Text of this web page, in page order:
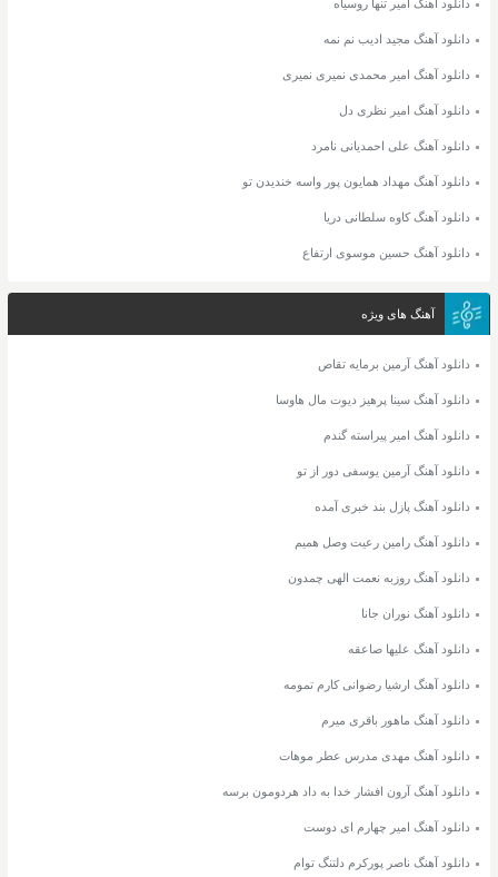
دانلود آهنگ امیر تنها روسیاه
دانلود آهنگ مجید ادیب نم نمه
دانلود آهنگ امیر محمدی نمیری نمیری
دانلود آهنگ امیر نظری دل
دانلود آهنگ علی احمدیانی نامرد
دانلود آهنگ مهداد همایون پور واسه خندیدن تو
دانلود آهنگ کاوه سلطانی دریا
دانلود آهنگ حسین موسوی ارتفاع
آهنگ های ویژه
دانلود آهنگ آرمین برمایه تقاص
دانلود آهنگ سینا پرهیز دیوت مال هاوسا
دانلود آهنگ امیر پیراسته گندم
دانلود آهنگ آرمین یوسفی دور از تو
دانلود آهنگ پازل بند خبری آمده
دانلود آهنگ رامین رعیت وصل همیم
دانلود آهنگ روزبه نعمت الهی چمدون
دانلود آهنگ نوران جانا
دانلود آهنگ علیها صاعقه
دانلود آهنگ ارشیا رضوانی کارم تمومه
دانلود آهنگ ماهور باقری میرم
دانلود آهنگ مهدی مدرس عطر موهات
دانلود آهنگ آرون افشار خدا به داد هردومون برسه
دانلود آهنگ امیر چهارم ای دوست
دانلود آهنگ ناصر پورکرم دلتنگ توام